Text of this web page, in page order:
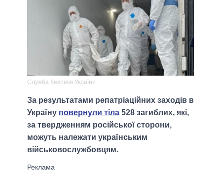
Служба безпеки України
За результатами репатріаційних заходів в
Україну повернули тіла 528 загиблих, які,
за твердженням російської сторони,
можуть належати українським
військовослужбовцям.